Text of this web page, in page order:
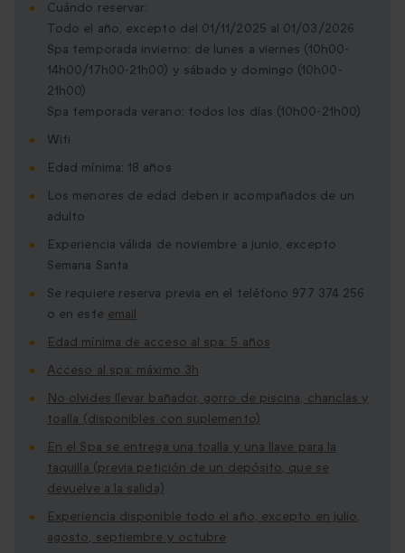
Cuándo reservar:
Todo el año, excepto del 01/11/2025 al 01/03/2026
Spa temporada invierno: de lunes a viernes (10h00-
14h00/17h00-21h00) y sábado y domingo (10h00-
21h00)
Spa temporada verano: todos los días (10h00-21h00)
Wifi
Edad mínima: 18 años
Los menores de edad deben ir acompañados de un
adulto
Experiencia válida de noviembre a junio, excepto
Semana Santa
Se requiere reserva previa en el teléfono 977 374 256
o en este email
Edad mínima de acceso al spa: 5 años
Acceso al spa: máximo 3h
No olvides llevar bañador, gorro de piscina, chanclas y
toalla (disponibles con suplemento)
En el Spa se entrega una toalla y una llave para la
taquilla (previa petición de un depósito, que se
devuelve a la salida)
Experiencia disponible todo el año, excepto en julio,
agosto, septiembre y octubre